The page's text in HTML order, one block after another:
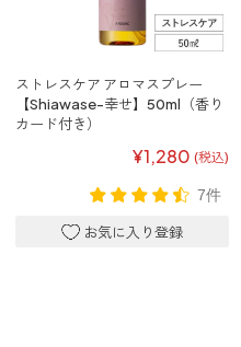
ーザー
ト
アケア
ストレスケア アロマスプレー
【Shiawase-幸せ】50ml（香り
カード付き）
¥1,280 (税込)
7件